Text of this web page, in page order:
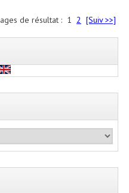
de résultat : 1 2 [Suiv >>]